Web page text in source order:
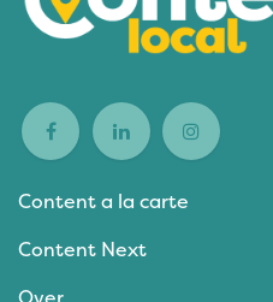
Content a la carte
Content Next